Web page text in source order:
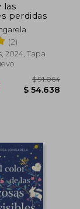
las
perdidas
(2)
2024, Tapa